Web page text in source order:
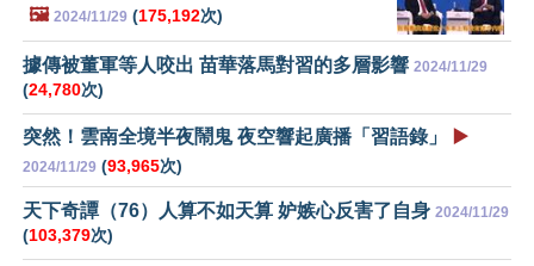
🖼️ 2024/11/29 (175,192次)
據傳被董軍等人咬出 苗華落馬對習的多層影響 2024/11/29
(24,780次)
突然！雲南全境半夜鬧鬼 夜空響起廣播「習語錄」 ▶️
2024/11/29 (93,965次)
天下奇譚（76）人算不如天算 妒嫉心反害了自身 2024/11/29
(103,379次)